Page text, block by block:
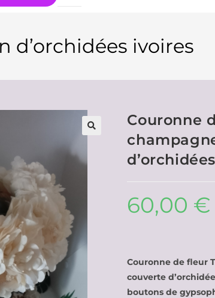
d’orchidées ivoires
Couronne
60,00 €
Couronne de fleur
couverte
boutons de